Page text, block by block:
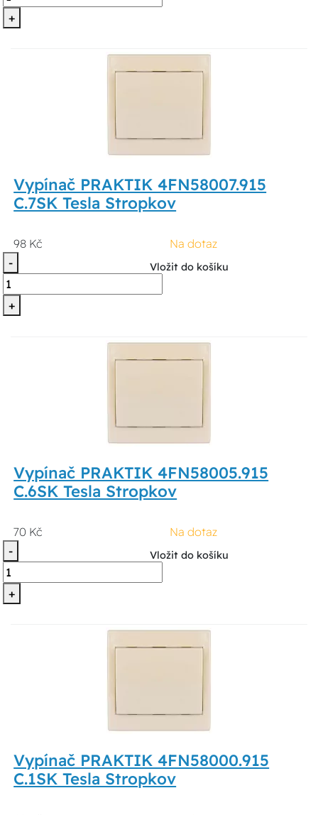
+
Vypínač PRAKTIK 4FN58007.915
C.7SK Tesla Stropkov
98 Kč
Na dotaz
-
+
Vložit do košíku
Vypínač PRAKTIK 4FN58005.915
C.6SK Tesla Stropkov
70 Kč
Na dotaz
-
+
Vložit do košíku
Vypínač PRAKTIK 4FN58000.915
C.1SK Tesla Stropkov